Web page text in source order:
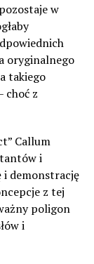
w
oryginalnego
takiego
choć z
Callum
i
demonstrację
z tej
poligon
i